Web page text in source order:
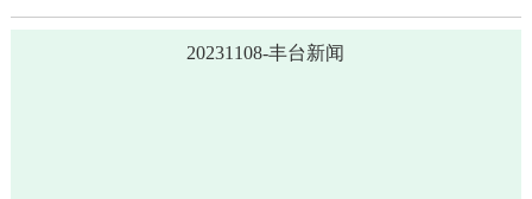
20231108-丰台新闻